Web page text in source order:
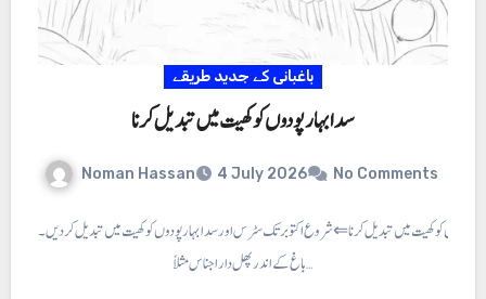
باغبانی کے جدید طریقے
سدا بہار پودوں کو کھیت میں تبدیل کرنا
Noman Hassan 4 July 2026 No Comments
پودوں کو کھیت میں تبدیل کرنا ⇐ شروع اکتوبر تک سٹرس اور سدا بہار پودوں کو کھیت میں تبدیل کر دیں۔
باغ کے اندر پھل دار اجناس مثلاً…